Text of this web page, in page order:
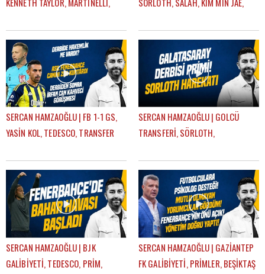
FENERBAHÇE
GÜNDEM FENERBAHÇE
SERCAN HAMZAOĞLU | FB 1-1 GS,
YASİN KOL, TEDESCO, TRANSFER
FENERBAHÇE
SERCAN HAMZAOĞLU | GOLCÜ
TRANSFERİ, SÖRLOTH,
RİZESPOR-FB | GÜNDEM
FENERBAHÇE
SERCAN HAMZAOĞLU | BJK
GALİBİYETİ, TEDESCO, PRİM,
SERCAN HAMZAOĞLU | GAZİANTEP
FK GALİBİYETİ, PRİMLER, BEŞİKTAŞ